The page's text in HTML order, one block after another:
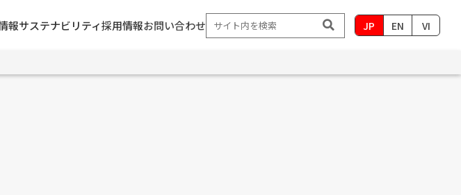
報サステナビリティ採用情報お問い合わせ JP EN VI